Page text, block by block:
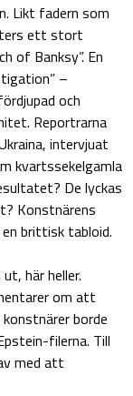
Likt fadern som
ett stort
of Banksy”. En
–
och
Reportrarna
intervjuat
kvartssekelgamla
De lyckas
Konstnärens
brittisk tabloid.
här heller.
om att
borde
filerna. Till
med att